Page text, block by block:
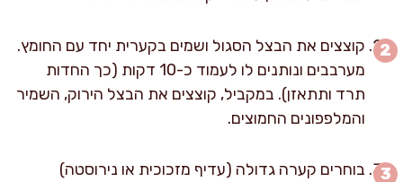
קוצצים את הבצל הסגול ושמים בקערית יחד עם החומץ.
מערבבים ונותנים לו לעמוד כ-10 דקות (כך החדות
תרד ותתאזן). במקביל, קוצצים את הבצל הירוק, השמיר
והמלפפונים החמוצים.
בוחרים קערה גדולה (עדיף מזכוכית או נירוסטה)